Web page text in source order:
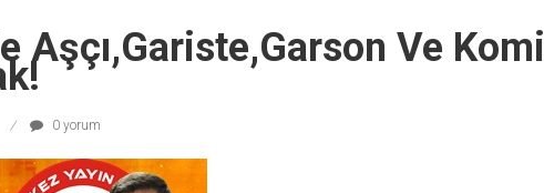
Aşçı,Gariste,Garson Ve Komi
0 yorum